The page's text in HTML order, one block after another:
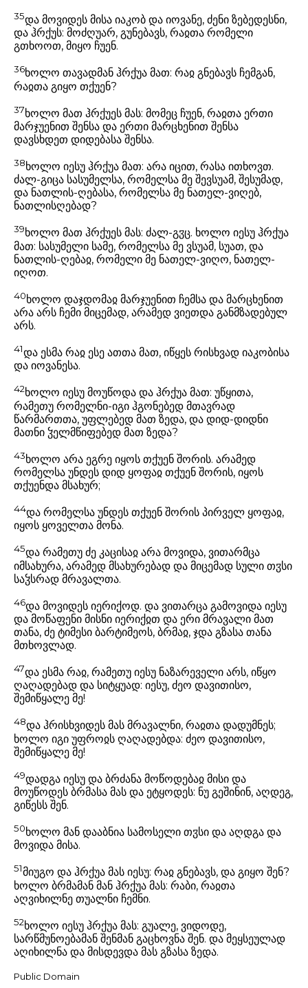
35და მოვიდეს მისა იაკობ და იოვანე, ძენი ზებედესნი,
და ჰრქუს: მოძღუარ, გუნებავს, რაჲთა რომელი
გთხოოთ, მიყო ჩუენ.
36ხოლო თავადმან ჰრქუა მათ: რაჲ გნებავს ჩემგან,
რაჲთა გიყო თქუენ?
37ხოლო მათ ჰრქუეს მას: მომეც ჩუენ, რაჲთა ერთი
მარჯუენით შენსა და ერთი მარცხენით შენსა
დავსხდეთ დიდებასა შენსა.
38ხოლო იესუ ჰრქუა მათ: არა იცით, რასა ითხოვთ.
ძალ-გიცა სასუმელსა, რომელსა მე შევსუამ, შესუმად,
და ნათლის-ღებასა, რომელსა მე ნათელ-ვიღებ,
ნათლისღებად?
39ხოლო მათ ჰრქუეს მას: ძალ-გჳც. ხოლო იესუ ჰრქუა
მათ: სასუმელი სამე, რომელსა მე ვსუამ, სუათ, და
ნათლის-ღებაჲ, რომელი მე ნათელ-ვიღო, ნათელ-
იღოთ.
40ხოლო დაჯდომაჲ მარჯუენით ჩემსა და მარცხენით
არა არს ჩემი მიცემად, არამედ ვიეთდა განმზადებულ
არს.
41და ესმა რაჲ ესე ათთა მათ, იწყეს რისხვად იაკობისა
და იოვანესა.
42ხოლო იესუ მოუწოდა და ჰრქუა მათ: უწყითა,
რამეთუ რომელნი-იგი ჰგონებედ მთავრად
წარმართთა, უფლებედ მათ ზედა, და დიდ-დიდნი
მათნი ჴელმწიფებედ მათ ზედა?
43ხოლო არა ეგრე იყოს თქუენ შორის. არამედ
რომელსა უნდეს დიდ ყოფაჲ თქუენ შორის, იყოს
თქუენდა მსახურ;
44და რომელსა უნდეს თქუენ შორის პირველ ყოფაჲ,
იყოს ყოველთა მონა.
45და რამეთუ ძე კაცისაჲ არა მოვიდა, ვითარმცა
იმსახურა, არამედ მსახურებად და მიცემად სული თჳსი
საჴსრად მრავალთა.
46და მოვიდეს იერიქოდ. და ვითარცა გამოვიდა იესუ
და მოწაფენი მისნი იერიქჲთ და ერი მრავალი მათ
თანა, ძე ტიმესი ბარტიმეოს, ბრმაჲ, ჯდა გზასა თანა
მთხოვლად.
47და ესმა რაჲ, რამეთუ იესუ ნაზარეველი არს, იწყო
ღაღადებად და სიტყუად: იესუ, ძეო დავითისო,
შემიწყალე მე!
48და ჰრისხვიდეს მას მრავალნი, რაჲთა დადუმნეს;
ხოლო იგი უფროჲს ღაღადებდა: ძეო დავითისო,
შემიწყალე მე!
49დადგა იესუ და ბრძანა მოწოდებაჲ მისი და
მოუწოდეს ბრმასა მას და ეტყოდეს: ნუ გეშინინ, აღდეგ,
გიწესს შენ.
50ხოლო მან დააბნია სამოსელი თჳსი და აღდგა და
მოვიდა მისა.
51მიუგო და ჰრქუა მას იესუ: რაჲ გნებავს, და გიყო შენ?
ხოლო ბრმამან მან ჰრქუა მას: რაბი, რაჲთა
აღვიხილნე თუალნი ჩემნი.
52ხოლო იესუ ჰრქუა მას: გუალე, ვიდოდე,
სარწმუნოებამან შენმან გაცხოვნა შენ. და მეყსეულად
აღიხილნა და მისდევდა მას გზასა ზედა.
Public Domain